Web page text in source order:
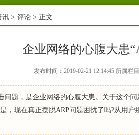
讯 > 评论 > 正文
企业网络的心腹大患
发布时间：2019-02-21 12:14:45 所属
问题，是企业网络的心腹大患。关于这个
，现在真正摆脱ARP问题困扰了吗?从用